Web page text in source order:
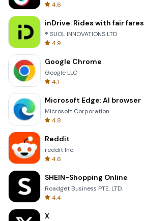
4.6
inDrive. Rides with fair fares
® SUOL INNOVATIONS LTD
4.9
Google Chrome
Google LLC
4.1
Microsoft Edge: AI browser
Microsoft Corporation
4.8
Reddit
reddit Inc.
4.6
SHEIN-Shopping Online
Roadget Business PTE. LTD.
4.4
X